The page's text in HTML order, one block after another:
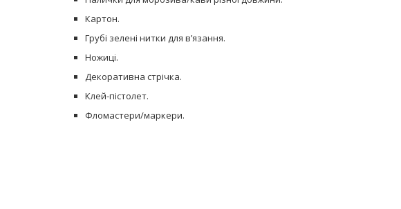
Картон.
Грубі зелені нитки для в’язання.
Ножиці.
Декоративна стрічка.
Клей-пістолет.
Фломастери/маркери.